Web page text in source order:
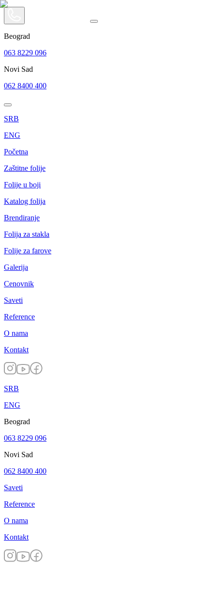
Beograd
063 8229 096
Novi Sad
062 8400 400
SRB
ENG
Početna
Zaštitne folije
Folije u boji
Katalog folija
Brendiranje
Folija za stakla
Folije za farove
Galerija
Cenovnik
Saveti
Reference
O nama
Kontakt
SRB
ENG
Beograd
063 8229 096
Novi Sad
062 8400 400
Saveti
Reference
O nama
Kontakt